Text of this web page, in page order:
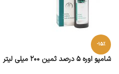
-15%
شامپو اوره 5 درصد ثمین 200 میلی لیتر